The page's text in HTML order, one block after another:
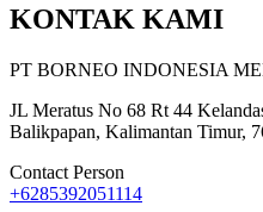
KONTAK KAMI
PT BORNEO INDONESIA
JL Meratus No 68 Rt 44
Balikpapan, Kalimantan Timur,
Contact Person
+6285392051114